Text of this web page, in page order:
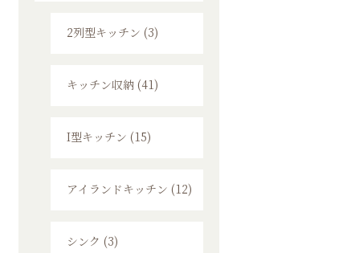
2列型キッチン (3)
キッチン収納 (41)
I型キッチン (15)
アイランドキッチン (12)
シンク (3)